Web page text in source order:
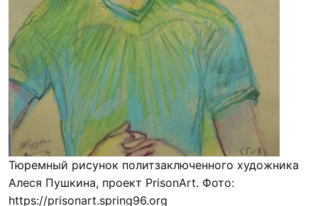
Тюремный рисунок политзаключенного художника
Алеся Пушкина, проект PrisonArt. Фото:
https://prisonart.spring96.org